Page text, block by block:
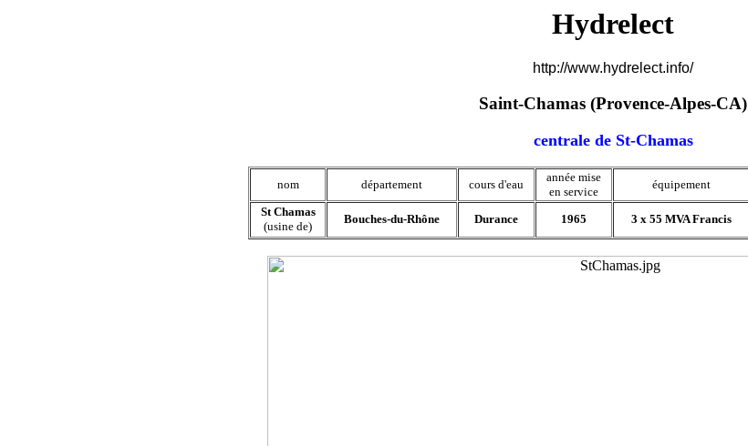
Hydrelect
http://www.hydrelect.info/
Saint-Chamas (Provence-Alpes-CA)
centrale de St-Chamas
nom département cours d'eau
année mise
en service
équipement
St Chamas
(usine de)
Bouches-du-Rhône Durance 1965 3 x 55 MVA Francis